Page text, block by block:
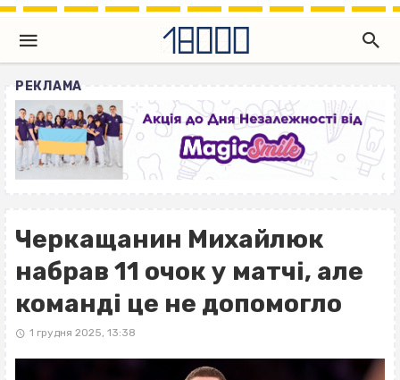
РЕКЛАМА
Черкащанин Михайлюк
набрав 11 очок у матчі, але
команді це не допомогло
1 грудня 2025, 13:38